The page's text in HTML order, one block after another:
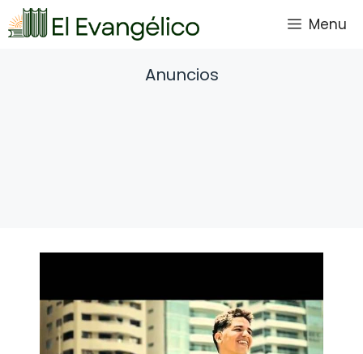
Saltar
al
Menu
Anuncios